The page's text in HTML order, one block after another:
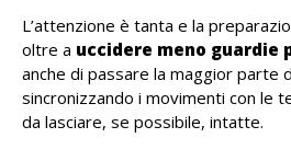
L’attenzione è tanta e la
oltre a uccidere meno guardie
anche di passare la maggior parte
sincronizzando i movimenti con le
da lasciare, se possibile, intatte.